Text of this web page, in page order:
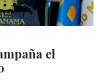
el